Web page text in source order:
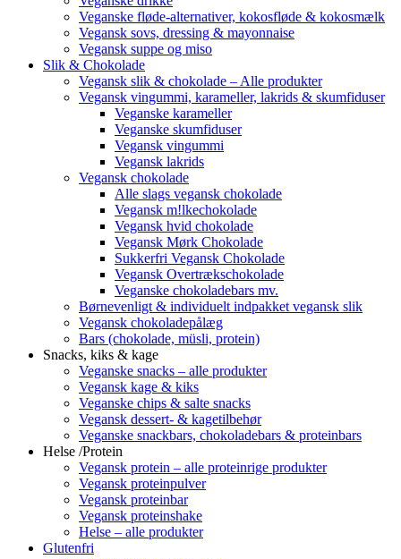
Veganske fløde-alternativer, kokosfløde & kokosmælk
Vegansk sovs, dressing & mayonnaise
Vegansk suppe og miso
Slik & Chokolade
Vegansk slik & chokolade – Alle produkter
Vegansk vingummi, karameller, lakrids & skumfiduser
Veganske karameller
Veganske skumfiduser
Vegansk vingummi
Vegansk lakrids
Vegansk chokolade
Alle slags vegansk chokolade
Vegansk m!lkechokolade
Vegansk hvid chokolade
Vegansk Mørk Chokolade
Sukkerfri Vegansk Chokolade
Vegansk Overtrækschokolade
Veganske chokoladebars mv.
Børnevenligt & individuelt indpakket vegansk slik
Vegansk chokoladepålæg
Bars (chokolade, müsli, protein)
Snacks, kiks & kage
Veganske snacks – alle produkter
Vegansk kage & kiks
Veganske chips & salte snacks
Vegansk dessert- & kagetilbehør
Veganske snackbars, chokoladebars & proteinbars
Helse /Protein
Vegansk protein – alle proteinrige produkter
Vegansk proteinpulver
Vegansk proteinbar
Vegansk proteinshake
Helse – alle produkter
Glutenfri